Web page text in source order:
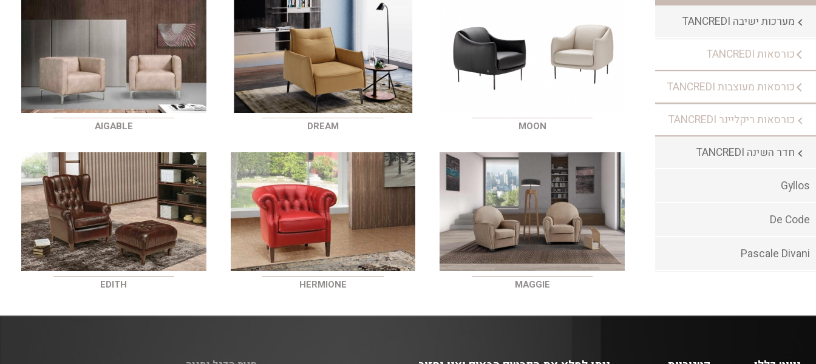
מערכות ישיבה TANCREDI
כורסאות TANCREDI
כורסאות מעוצבות TANCREDI
כורסאות ריקליינר TANCREDI
חדר השינה TANCREDI
Gyllos
De Code
Pascale Divani
MOON
DREAM
AIGABLE
MAGGIE
HERMIONE
EDITH